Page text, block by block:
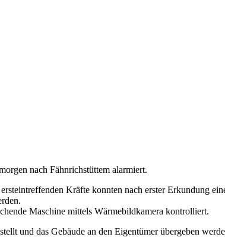
nach Fähnrichstüttem alarmiert.
Kräfte konnten nach erster Erkundung
Maschine mittels Wärmebildkamera kontrolliert.
und das Gebäude an den Eigentümer übergeben